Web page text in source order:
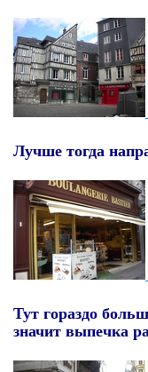
Лучше тогда
Тут гораздо
значит выпечка